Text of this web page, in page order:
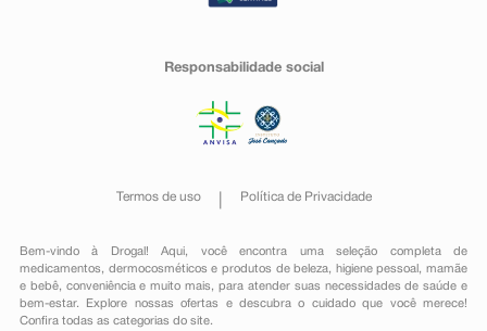
Responsabilidade social
Termos de uso Política de Privacidade
Bem-vindo à Drogal! Aqui, você encontra uma seleção completa de
medicamentos , dermocosméticos e produtos de beleza, higiene pessoal ,mamãe
e bebê, conveniênciae muito mais, para atender suas necessidades de saúde e
bem-estar. Explore nossas ofertas e descubra o cuidado que você merece!
Confira todas as categorias do site.